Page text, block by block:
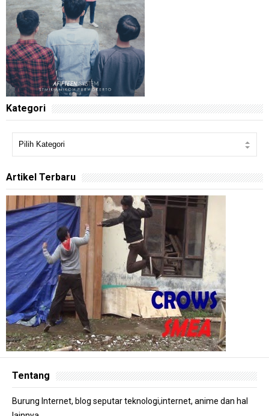
Kategori
Artikel Terbaru
Tentang
Burung Internet, blog seputar teknologi,internet, anime dan hal